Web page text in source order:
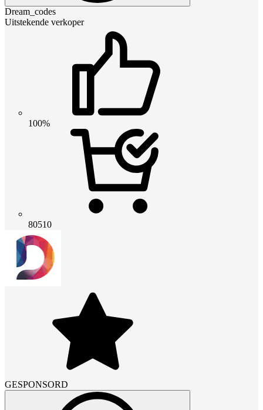
Dream_codes
Uitstekende verkoper
100%
80510
GESPONSORD